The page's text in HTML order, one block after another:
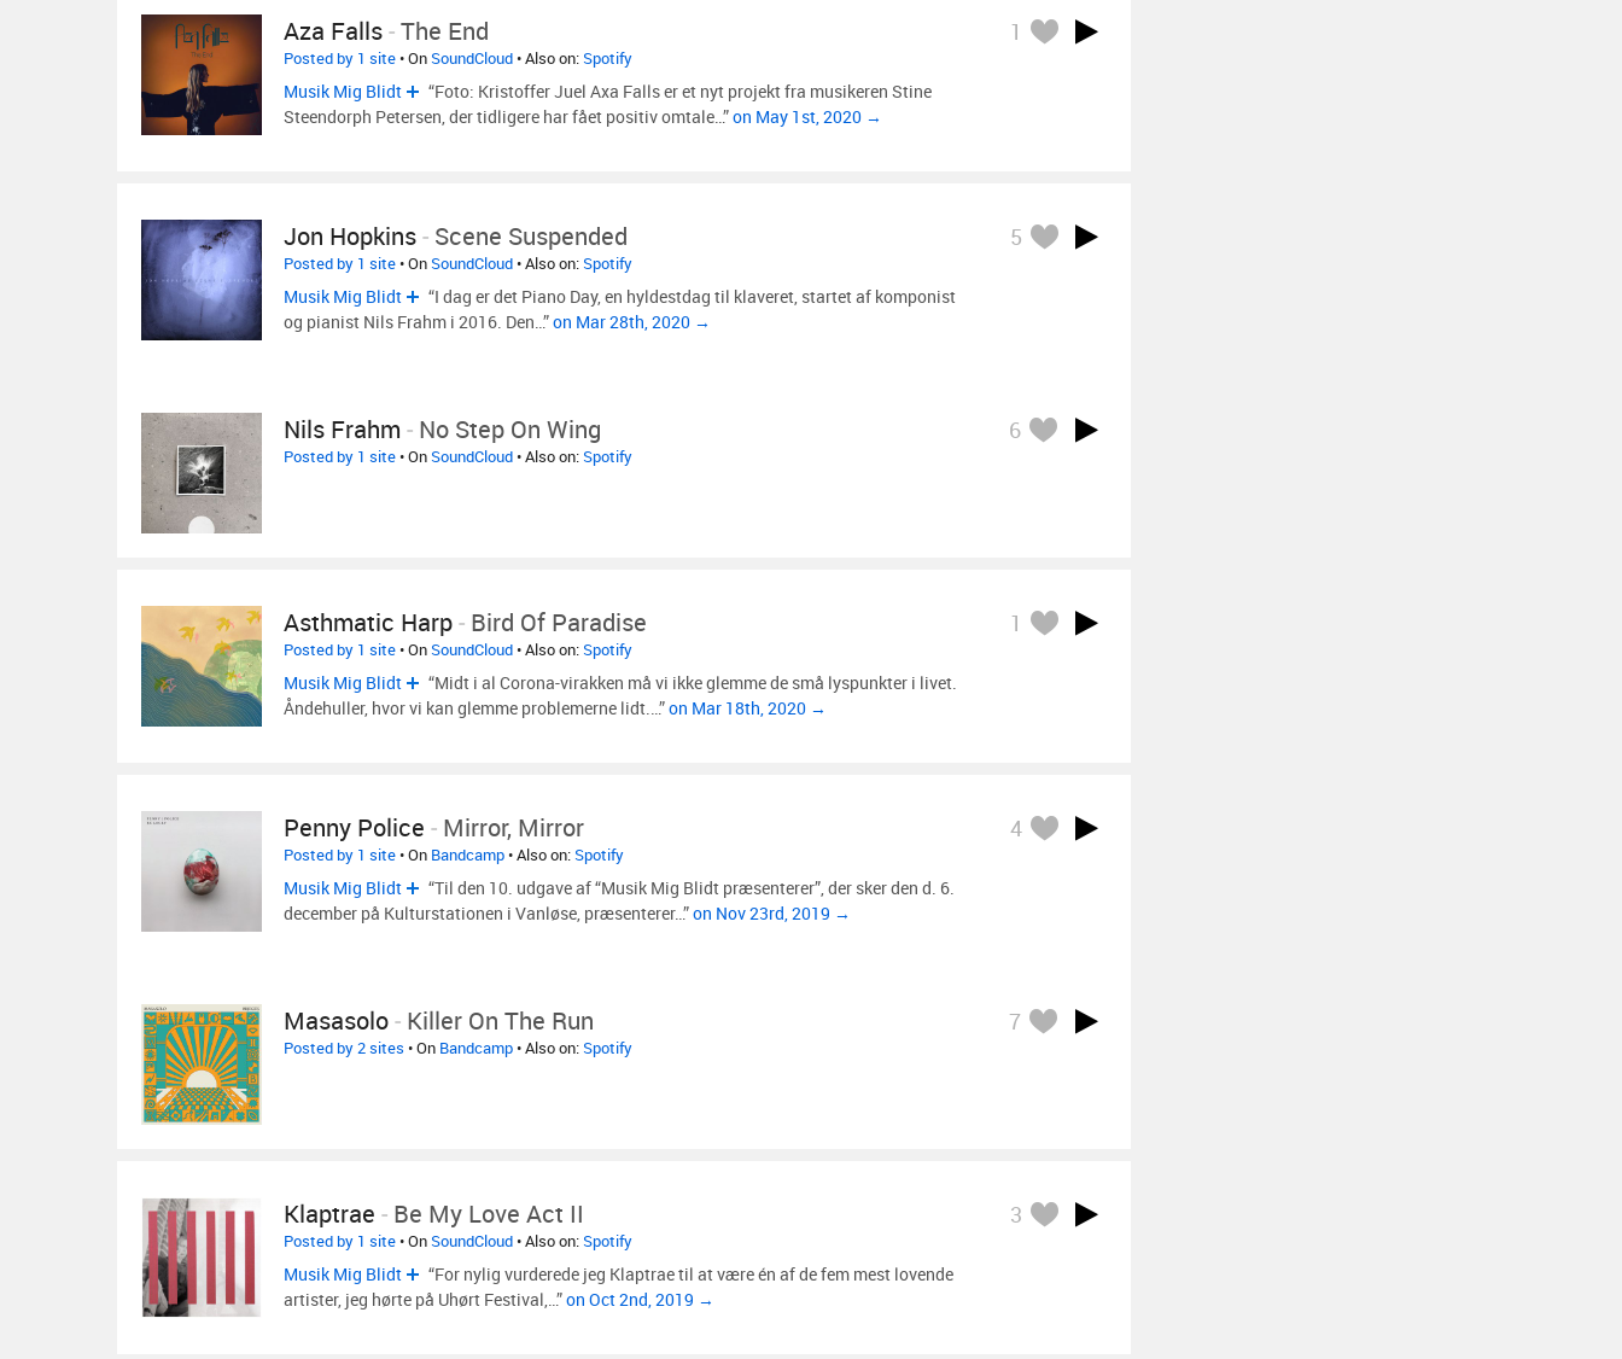
Aza Falls-The End 1
Posted by 1 site• OnSoundCloud• Also on:Spotify
Musik Mig Blidt
“Foto: Kristoffer Juel Axa Falls er et nyt projekt fra musikeren Stine
Steendorph Petersen, der tidligere har fået positiv omtale…”on May 1st, 2020 →
Jon Hopkins- Scene Suspended 5
Posted by 1 site• OnSoundCloud• Also on:Spotify
Musik Mig Blidt
“I dag er det Piano Day, en hyldestdag til klaveret, startet af komponist
og pianist Nils Frahm i 2016. Den…”on Mar 28th, 2020 →
Nils Frahm - No Step On Wing 6
Posted by 1 site• OnSoundCloud• Also on:Spotify
Asthmatic Harp- Bird Of Paradise 1
Posted by 1 site• OnSoundCloud• Also on:Spotify
Musik Mig Blidt
“Midt i al Corona-virakken må vi ikke glemme de små lyspunkter i livet.
Åndehuller, hvor vi kan glemme problemerne lidt.…”on Mar 18th, 2020 →
Penny Police - Mirror, Mirror 4
Posted by 1 site• On Bandcamp• Also on:Spotify
Musik Mig Blidt
“Til den 10. udgave af “Musik Mig Blidt præsenterer”, der sker den d. 6.
december på Kulturstationen i Vanløse, præsenterer…”on Nov 23rd, 2019 →
Masasolo- Killer On The Run 7
Posted by 2 sites • On Bandcamp• Also on:Spotify
Klaptrae - Be My Love Act II 3
Posted by 1 site• OnSoundCloud• Also on:Spotify
Musik Mig Blidt
“For nylig vurderede jeg Klaptrae til at være én af de fem mest lovende
artister, jeg hørte på Uhørt Festival,…”on Oct 2nd, 2019 →